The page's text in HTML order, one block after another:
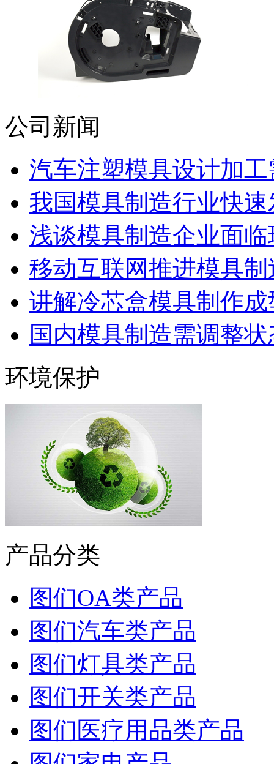
公司新闻
汽车注塑模具设计加
我国模具制造行业快
浅谈模具制造企业面
移动互联网推进模具
讲解冷芯盒模具制作
国内模具制造需调整
环境保护
产品分类
图们OA类产品
图们汽车类产品
图们灯具类产品
图们开关类产品
图们医疗用品类产品